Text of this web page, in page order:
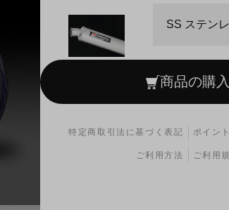
商品の購入
特定商取引法に基づく表記 ポイン
ご利用方法 ご利用